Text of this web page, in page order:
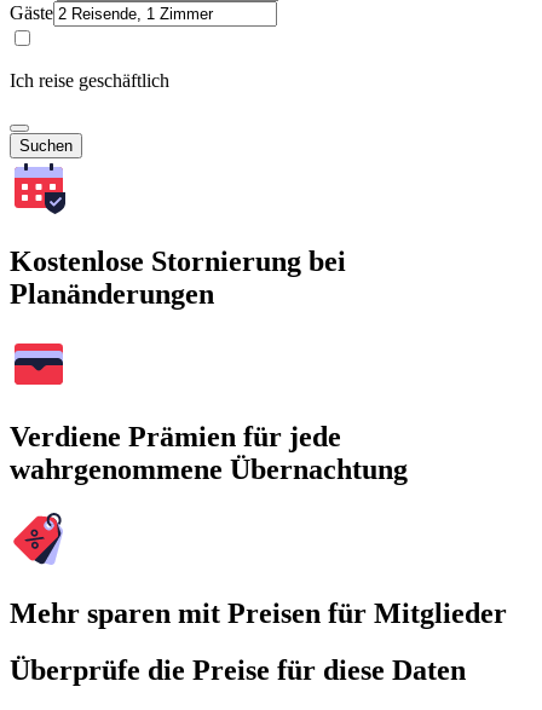
Gäste
Ich reise geschäftlich
Suchen
Kostenlose Stornierung bei
Planänderungen
Verdiene Prämien für jede
wahrgenommene Übernachtung
Mehr sparen mit Preisen für Mitglieder
Überprüfe die Preise für diese Daten